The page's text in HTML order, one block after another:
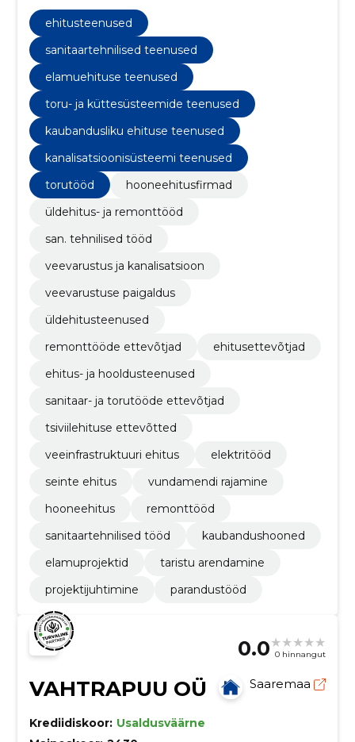
ehitusteenused
sanitaartehnilised teenused
elamuehituse teenused
toru- ja küttesüsteemide teenused
kaubandusliku ehituse teenused
kanalisatsioonisüsteemi teenused
torutööd
hooneehitusfirmad
üldehitus- ja remonttööd
san. tehnilised tööd
veevarustus ja kanalisatsioon
veevarustuse paigaldus
üldehitusteenused
remonttööde ettevõtjad
ehitusettevõtjad
ehitus- ja hooldusteenused
sanitaar- ja torutööde ettevõtjad
tsiviilehituse ettevõtted
veeinfrastruktuuri ehitus
elektritööd
seinte ehitus
vundamendi rajamine
hooneehitus
remonttööd
sanitaartehnilised tööd
kaubandushooned
elamuprojektid
taristu arendamine
projektijuhtimine
parandustööd
0.0 0 hinnangut
VAHTRAPUU OÜ Saaremaa
Krediidiskoor: Usaldusväärne